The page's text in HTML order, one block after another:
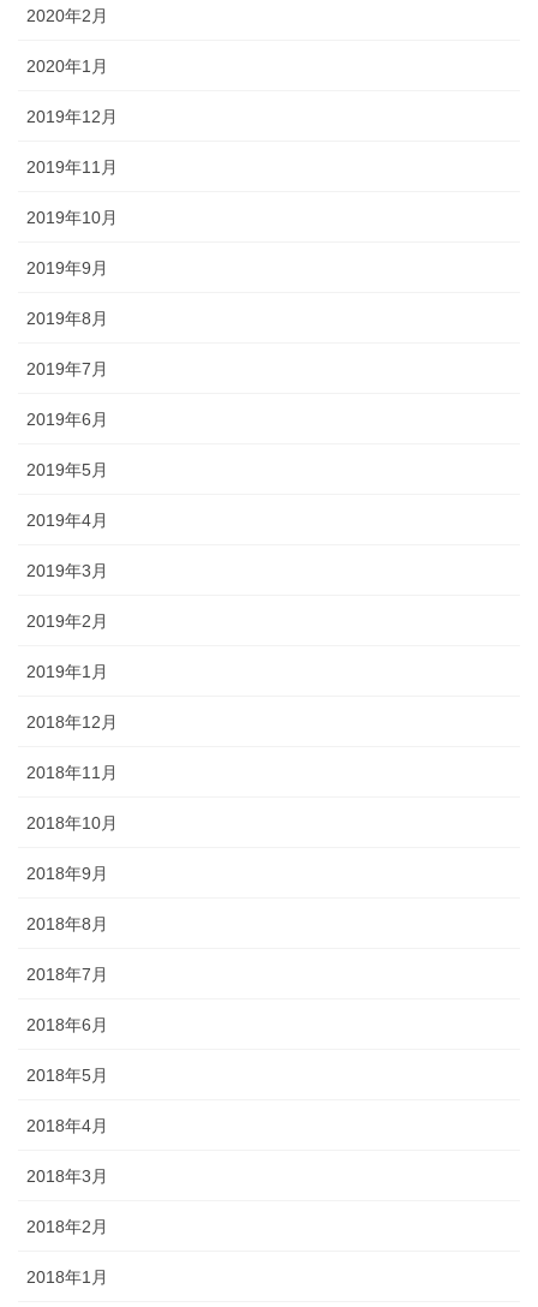
2020年2月
2020年1月
2019年12月
2019年11月
2019年10月
2019年9月
2019年8月
2019年7月
2019年6月
2019年5月
2019年4月
2019年3月
2019年2月
2019年1月
2018年12月
2018年11月
2018年10月
2018年9月
2018年8月
2018年7月
2018年6月
2018年5月
2018年4月
2018年3月
2018年2月
2018年1月